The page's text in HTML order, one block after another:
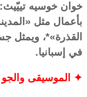
خوان خوسيه
بأعمال مثل
القذرة»*، ويمثل
في إسبانيا.
✦ الموسيقى والجو